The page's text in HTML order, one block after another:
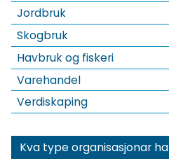
Jordbruk
Skogbruk
Havbruk og fiskeri
Varehandel
Verdiskaping
Kva type organisasjonar